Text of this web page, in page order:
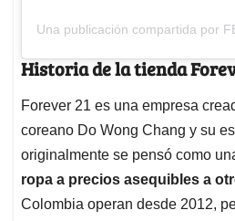
Una publicación compartida por
Historia de la tienda
Forever 21 es una empresa
coreano Do Wong Chang y su
originalmente se pensó como
ropa a precios asequibles a
Colombia operan desde 2012,